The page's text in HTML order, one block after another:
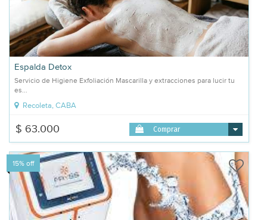
Espalda Detox
Servicio de Higiene Exfoliación Mascarilla y extracciones para lucir tu
es...
Recoleta, CABA
$ 63.000 Comprar
15% off